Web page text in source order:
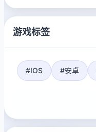
游戏标签
#IOS #安卓